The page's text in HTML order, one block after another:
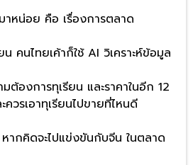
าหน่อย คือ เรื่องการตลาด
คนไทยเค้าก็ใช้ AI วิเคราะห์ข้อมูล
องการทุเรียน และราคาในอีก 12
ควรเอาทุเรียนไปขายที่ไหนดี
ากคิดจะไปแข่งขันกับจีน ในตลาด